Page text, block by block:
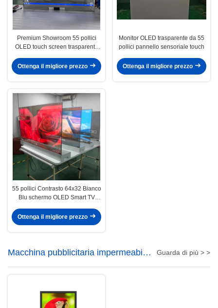
Premium Showroom 55 pollici
OLED touch screen trasparente
macchina
Ottenga il migliore prezzo
Monitor OLED trasparente da 55
pollici pannello sensoriale touch
Ottenga il migliore prezzo
55 pollici Contrasto 64x32 Bianco
Blu schermo OLED Smart TV
Ottenga il migliore prezzo
Macchina pubblicitaria impermeabile
ultra-sottile
Guarda di più > >